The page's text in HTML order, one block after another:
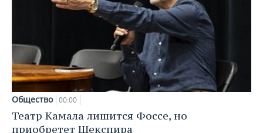
Общество 00:00
Театр Камала лишится Фоссе, но
приобретет Шекспира